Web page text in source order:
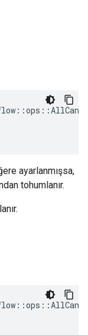
ayarlanmışsa,
tohumlanır.